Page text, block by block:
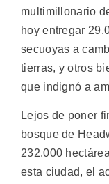
multimillonario
hoy entregar
secuoyas a
tierras, y otros
que indignó a
Lejos de poner
bosque de
232.000
esta ciudad, el